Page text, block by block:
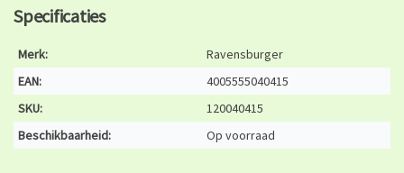
Specificaties
Merk:
Ravensburger
EAN:
4005555040415
SKU:
120040415
Beschikbaarheid:
Op voorraad